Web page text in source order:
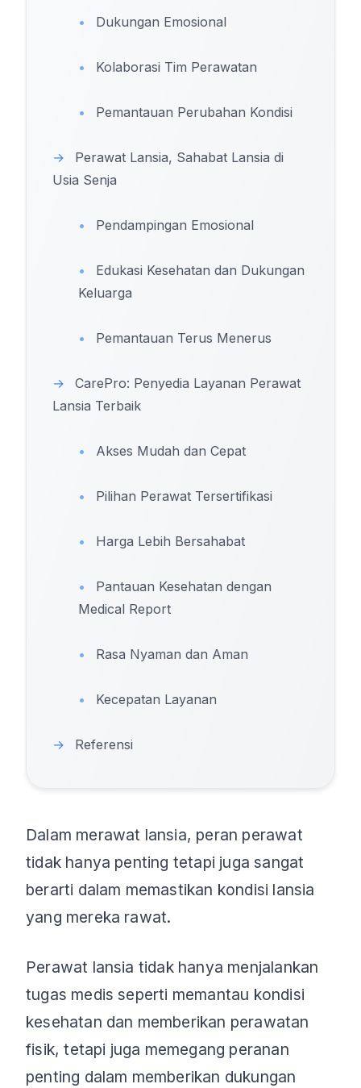
• Dukungan Emosional
• Kolaborasi Tim Perawatan
• Pemantauan Perubahan Kondisi
→
Perawat Lansia, Sahabat Lansia di
Usia Senja
• Pendampingan Emosional
•
Edukasi Kesehatan dan Dukungan
Keluarga
• Pemantauan Terus Menerus
→
CarePro: Penyedia Layanan Perawat
Lansia Terbaik
• Akses Mudah dan Cepat
• Pilihan Perawat Tersertifikasi
• Harga Lebih Bersahabat
•
Pantauan Kesehatan dengan
Medical Report
• Rasa Nyaman dan Aman
• Kecepatan Layanan
→ Referensi
Dalam merawat lansia, peran perawat
tidak hanya penting tetapi juga sangat
berarti dalam memastikan kondisi lansia
yang mereka rawat.
Perawat lansia tidak hanya menjalankan
tugas medis seperti memantau kondisi
kesehatan dan memberikan perawatan
fisik, tetapi juga memegang peranan
penting dalam memberikan dukungan